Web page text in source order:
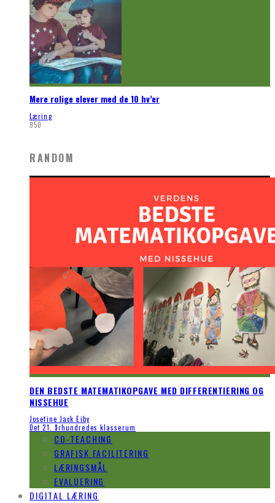
Mere rolige elever med de 10 hv’er
Læring
950
RANDOM
DEN BEDSTE MATEMATIKOPGAVE MED DIFFERENTIERING OG
NISSEHUE
Josefine Jack Eiby
Det 21. århundredes klasserum
CO-TEACHING
GRAFISK FACILITERING
LÆRINGSMÅL
EVALUERING
DIGITAL LÆRING